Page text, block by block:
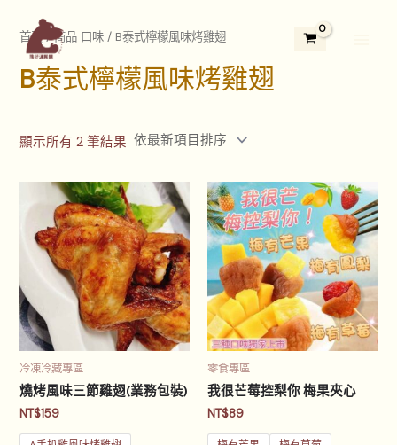
首頁/ 商品 口味 / B泰式檸檬風味烤雞翅
B泰式檸檬風味烤雞翅
顯示所有 2 筆結果
新
項
排
序
冷凍冷藏專區
燒烤風味三節雞翅(業務包裝)
NT$159
此
產
品
有
多
種
款
式。
在
零食專區
我很芒莓控梨你 梅果夾心
NT$89
此
產
品
有
多
種
款
式。
在
3
個
產
1
2
個
品
5
個
產
3
個
產
個
產
品
9
個
產
個
產
品
4
個
產
個
產
品